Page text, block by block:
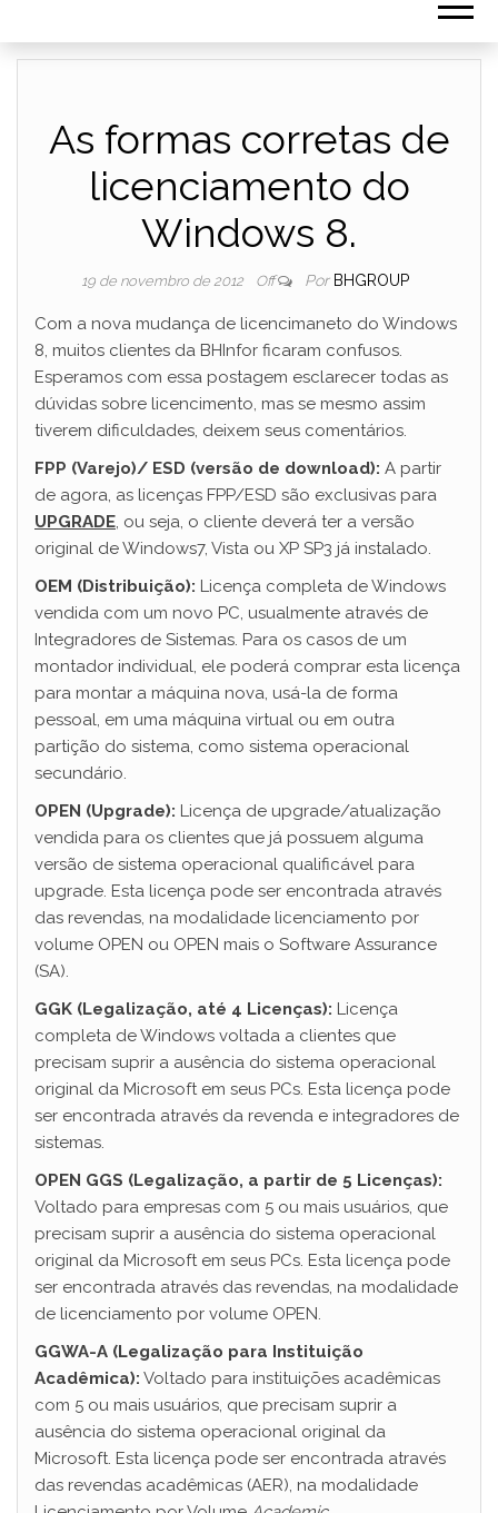
As formas corretas de
licenciamento do
Windows 8.
19 de novembro de 2012 Off Por BHGROUP
Com a nova mudança de licencimaneto do Windows
8, muitos clientes da BHInfor ficaram confusos.
Esperamos com essa postagem esclarecer todas as
dúvidas sobre licencimento, mas se mesmo assim
tiverem dificuldades, deixem seus comentários.
FPP (Varejo)/ ESD (versão de download): A partir
de agora, as licenças FPP/ESD são exclusivas para
UPGRADE, ou seja, o cliente deverá ter a versão
original de Windows7, Vista ou XP SP3 já instalado.
OEM (Distribuição): Licença completa de Windows
vendida com um novo PC, usualmente através de
Integradores de Sistemas. Para os casos de um
montador individual, ele poderá comprar esta licença
para montar a máquina nova, usá-la de forma
pessoal, em uma máquina virtual ou em outra
partição do sistema, como sistema operacional
secundário.
OPEN (Upgrade): Licença de upgrade/atualização
vendida para os clientes que já possuem alguma
versão de sistema operacional qualificável para
upgrade. Esta licença pode ser encontrada através
das revendas, na modalidade licenciamento por
volume OPEN ou OPEN mais o Software Assurance
(SA).
GGK (Legalização, até 4 Licenças): Licença
completa de Windows voltada a clientes que
precisam suprir a ausência do sistema operacional
original da Microsoft em seus PCs. Esta licença pode
ser encontrada através da revenda e integradores de
sistemas.
OPEN GGS (Legalização, a partir de 5 Licenças):
Voltado para empresas com 5 ou mais usuários, que
precisam suprir a ausência do sistema operacional
original da Microsoft em seus PCs. Esta licença pode
ser encontrada através das revendas, na modalidade
de licenciamento por volume OPEN.
GGWA-A (Legalização para Instituição
Acadêmica): Voltado para instituições acadêmicas
com 5 ou mais usuários, que precisam suprir a
ausência do sistema operacional original da
Microsoft. Esta licença pode ser encontrada através
das revendas acadêmicas (AER), na modalidade